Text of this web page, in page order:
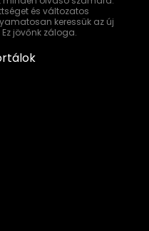
és változatos
keressük az új
jövőnk záloga.